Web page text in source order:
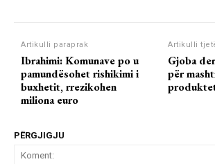
Artikulli paraprak
Ibrahimi: Komunave po u
pamundësohet rishikimi i
buxhetit, rrezikohen
miliona euro
Artikulli
Gjoba
për
PËRGJIGJU